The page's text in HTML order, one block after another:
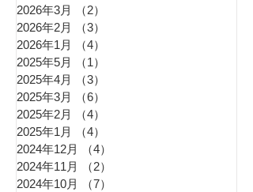
2026年3月
（2）
2026年2月
（3）
2026年1月
（4）
2025年5月
（1）
2025年4月
（3）
2025年3月
（6）
2025年2月
（4）
2025年1月
（4）
2024年12月
（4）
2024年11月
（2）
2024年10月
（7）